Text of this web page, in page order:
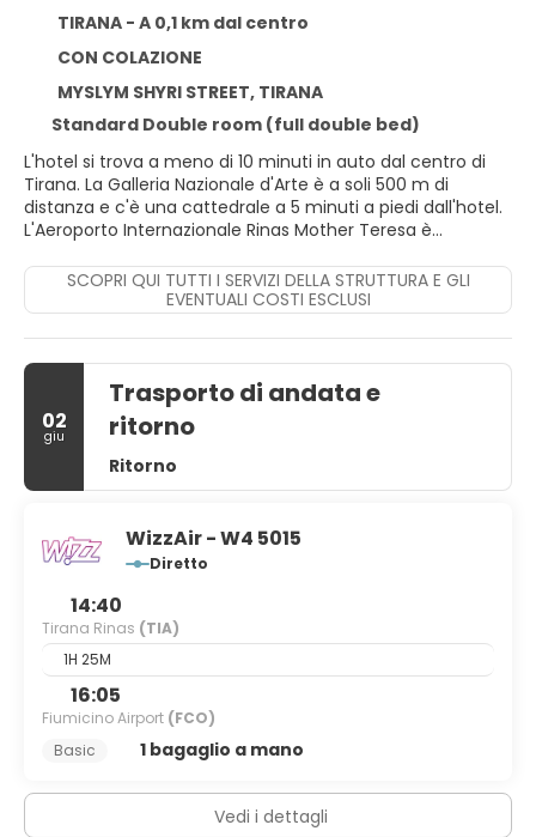
TIRANA - A 0,1 km dal centro
CON COLAZIONE
MYSLYM SHYRI STREET, TIRANA
Standard Double room (full double bed)
L'hotel si trova a meno di 10 minuti in auto dal centro di
Tirana. La Galleria Nazionale d'Arte è a soli 500 m di
distanza e c'è una cattedrale a 5 minuti a piedi dall'hotel.
L'Aeroporto Internazionale Rinas Mother Teresa è
confortevole con un'atmosfera tranquilla. L'hotel offre
camere ben arredate. Gli ospiti possono gustare un drink
presso il caffè e il bar e cenare nel ristorante.
SCOPRI QUI TUTTI I SERVIZI DELLA STRUTTURA E GLI
EVENTUALI COSTI ESCLUSI
02
giu
Trasporto di andata e
ritorno
Ritorno
WizzAir - W4 5015
Diretto
14:40
Tirana Rinas (TIA)
1H 25M
16:05
Fiumicino Airport (FCO)
Basic
1 bagaglio a mano
Vedi i dettagli